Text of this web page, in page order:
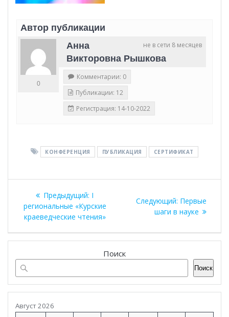
Автор публикации
не в сети 8 месяцев
Анна
Викторовна Рышкова
0
Комментарии: 0
Публикации: 12
Регистрация: 14-10-2022
КОНФЕРЕНЦИЯ ПУБЛИКАЦИЯ СЕРТИФИКАТ
Навигация
по
записям
Предыдущий: Предыдущая
запись:
I
региональные «Курские
краеведческие чтения»
Следующий: Следующая
запись:
Первые
шаги в науке
Поиск
Поиск
Август 2026